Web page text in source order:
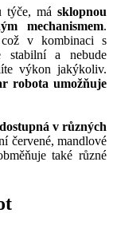
týče, má sklopnou
mechanismem.
v kombinaci s
stabilní a nebude
výkon jakýkoliv.
robota umožňuje
dostupná v různých
červené, mandlové
také různé